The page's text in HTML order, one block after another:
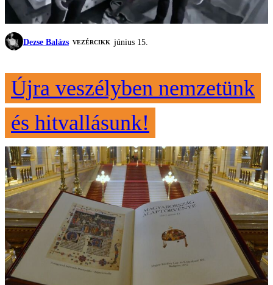
Dezse Balázs VEZÉRCIKK június 15.
Újra veszélyben nemzetünk
és hitvallásunk!